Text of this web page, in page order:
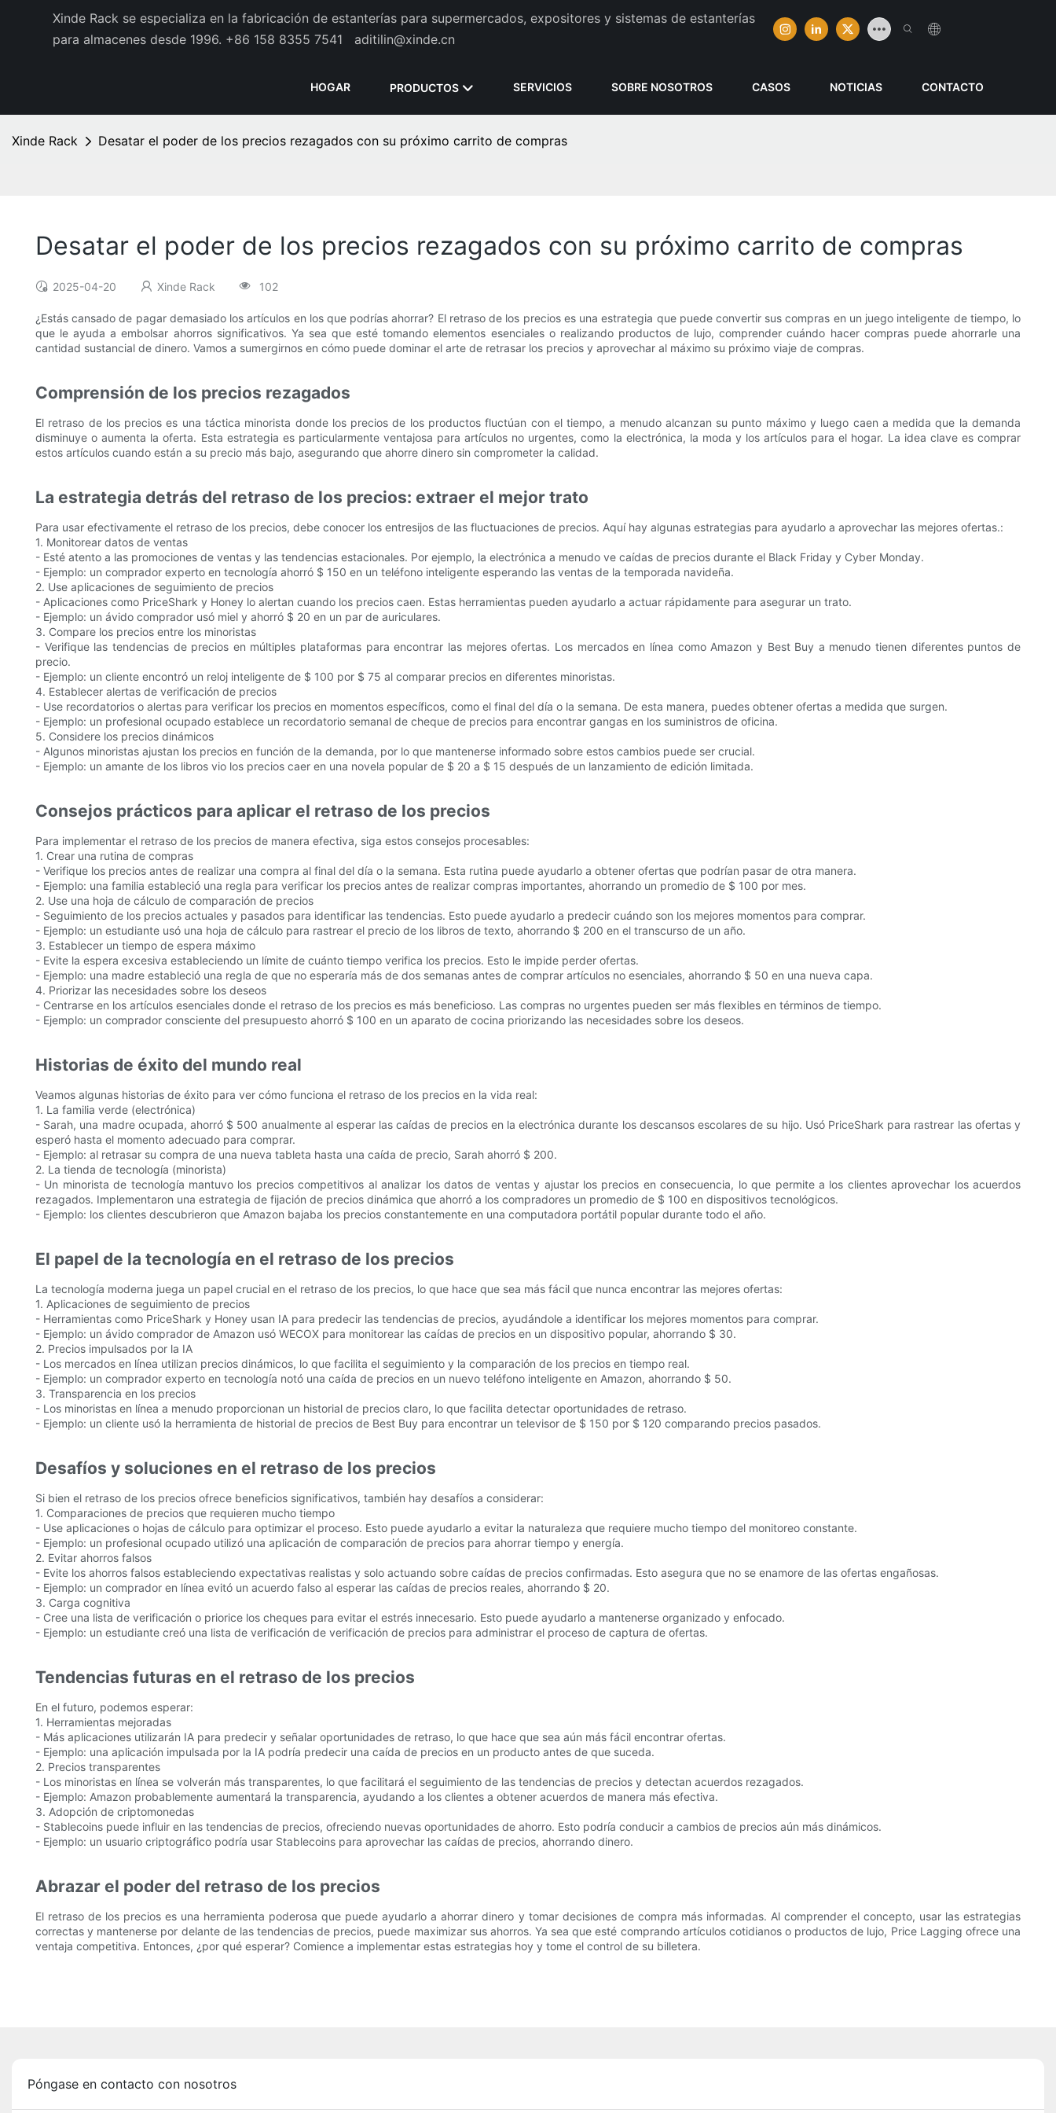
Xinde Rack se especializa en la fabricación de estanterías para supermercados, expositores y sistemas de estanterías
para almacenes desde 1996. +86 158 8355 7541 aditilin@xinde.cn
HOGAR PRODUCTOS SERVICIOS SOBRE NOSOTROS CASOS NOTICIAS CONTACTO
Xinde Rack Desatar el poder de los precios rezagados con su próximo carrito de compras
Desatar el poder de los precios rezagados con su próximo carrito de compras
2025-04-20 Xinde Rack 102
¿Estás cansado de pagar demasiado los artículos en los que podrías ahorrar? El retraso de los precios es una estrategia que puede convertir sus compras en un juego inteligente de tiempo, lo
que le ayuda a embolsar ahorros significativos. Ya sea que esté tomando elementos esenciales o realizando productos de lujo, comprender cuándo hacer compras puede ahorrarle una
cantidad sustancial de dinero. Vamos a sumergirnos en cómo puede dominar el arte de retrasar los precios y aprovechar al máximo su próximo viaje de compras.
Comprensión de los precios rezagados
El retraso de los precios es una táctica minorista donde los precios de los productos fluctúan con el tiempo, a menudo alcanzan su punto máximo y luego caen a medida que la demanda
disminuye o aumenta la oferta. Esta estrategia es particularmente ventajosa para artículos no urgentes, como la electrónica, la moda y los artículos para el hogar. La idea clave es comprar
estos artículos cuando están a su precio más bajo, asegurando que ahorre dinero sin comprometer la calidad.
La estrategia detrás del retraso de los precios: extraer el mejor trato
Para usar efectivamente el retraso de los precios, debe conocer los entresijos de las fluctuaciones de precios. Aquí hay algunas estrategias para ayudarlo a aprovechar las mejores ofertas.:
1. Monitorear datos de ventas
- Esté atento a las promociones de ventas y las tendencias estacionales. Por ejemplo, la electrónica a menudo ve caídas de precios durante el Black Friday y Cyber ​​Monday.
- Ejemplo: un comprador experto en tecnología ahorró $ 150 en un teléfono inteligente esperando las ventas de la temporada navideña.
2. Use aplicaciones de seguimiento de precios
- Aplicaciones como PriceShark y Honey lo alertan cuando los precios caen. Estas herramientas pueden ayudarlo a actuar rápidamente para asegurar un trato.
- Ejemplo: un ávido comprador usó miel y ahorró $ 20 en un par de auriculares.
3. Compare los precios entre los minoristas
- Verifique las tendencias de precios en múltiples plataformas para encontrar las mejores ofertas. Los mercados en línea como Amazon y Best Buy a menudo tienen diferentes puntos de
precio.
- Ejemplo: un cliente encontró un reloj inteligente de $ 100 por $ 75 al comparar precios en diferentes minoristas.
4. Establecer alertas de verificación de precios
- Use recordatorios o alertas para verificar los precios en momentos específicos, como el final del día o la semana. De esta manera, puedes obtener ofertas a medida que surgen.
- Ejemplo: un profesional ocupado establece un recordatorio semanal de cheque de precios para encontrar gangas en los suministros de oficina.
5. Considere los precios dinámicos
- Algunos minoristas ajustan los precios en función de la demanda, por lo que mantenerse informado sobre estos cambios puede ser crucial.
- Ejemplo: un amante de los libros vio los precios caer en una novela popular de $ 20 a $ 15 después de un lanzamiento de edición limitada.
Consejos prácticos para aplicar el retraso de los precios
Para implementar el retraso de los precios de manera efectiva, siga estos consejos procesables:
1. Crear una rutina de compras
- Verifique los precios antes de realizar una compra al final del día o la semana. Esta rutina puede ayudarlo a obtener ofertas que podrían pasar de otra manera.
- Ejemplo: una familia estableció una regla para verificar los precios antes de realizar compras importantes, ahorrando un promedio de $ 100 por mes.
2. Use una hoja de cálculo de comparación de precios
- Seguimiento de los precios actuales y pasados ​​para identificar las tendencias. Esto puede ayudarlo a predecir cuándo son los mejores momentos para comprar.
- Ejemplo: un estudiante usó una hoja de cálculo para rastrear el precio de los libros de texto, ahorrando $ 200 en el transcurso de un año.
3. Establecer un tiempo de espera máximo
- Evite la espera excesiva estableciendo un límite de cuánto tiempo verifica los precios. Esto le impide perder ofertas.
- Ejemplo: una madre estableció una regla de que no esperaría más de dos semanas antes de comprar artículos no esenciales, ahorrando $ 50 en una nueva capa.
4. Priorizar las necesidades sobre los deseos
- Centrarse en los artículos esenciales donde el retraso de los precios es más beneficioso. Las compras no urgentes pueden ser más flexibles en términos de tiempo.
- Ejemplo: un comprador consciente del presupuesto ahorró $ 100 en un aparato de cocina priorizando las necesidades sobre los deseos.
Historias de éxito del mundo real
Veamos algunas historias de éxito para ver cómo funciona el retraso de los precios en la vida real:
1. La familia verde (electrónica)
- Sarah, una madre ocupada, ahorró $ 500 anualmente al esperar las caídas de precios en la electrónica durante los descansos escolares de su hijo. Usó PriceShark para rastrear las ofertas y
esperó hasta el momento adecuado para comprar.
- Ejemplo: al retrasar su compra de una nueva tableta hasta una caída de precio, Sarah ahorró $ 200.
2. La tienda de tecnología (minorista)
- Un minorista de tecnología mantuvo los precios competitivos al analizar los datos de ventas y ajustar los precios en consecuencia, lo que permite a los clientes aprovechar los acuerdos
rezagados. Implementaron una estrategia de fijación de precios dinámica que ahorró a los compradores un promedio de $ 100 en dispositivos tecnológicos.
- Ejemplo: los clientes descubrieron que Amazon bajaba los precios constantemente en una computadora portátil popular durante todo el año.
El papel de la tecnología en el retraso de los precios
La tecnología moderna juega un papel crucial en el retraso de los precios, lo que hace que sea más fácil que nunca encontrar las mejores ofertas:
1. Aplicaciones de seguimiento de precios
- Herramientas como PriceShark y Honey usan IA para predecir las tendencias de precios, ayudándole a identificar los mejores momentos para comprar.
- Ejemplo: un ávido comprador de Amazon usó WECOX para monitorear las caídas de precios en un dispositivo popular, ahorrando $ 30.
2. Precios impulsados ​​por la IA
- Los mercados en línea utilizan precios dinámicos, lo que facilita el seguimiento y la comparación de los precios en tiempo real.
- Ejemplo: un comprador experto en tecnología notó una caída de precios en un nuevo teléfono inteligente en Amazon, ahorrando $ 50.
3. Transparencia en los precios
- Los minoristas en línea a menudo proporcionan un historial de precios claro, lo que facilita detectar oportunidades de retraso.
- Ejemplo: un cliente usó la herramienta de historial de precios de Best Buy para encontrar un televisor de $ 150 por $ 120 comparando precios pasados.
Desafíos y soluciones en el retraso de los precios
Si bien el retraso de los precios ofrece beneficios significativos, también hay desafíos a considerar:
1. Comparaciones de precios que requieren mucho tiempo
- Use aplicaciones o hojas de cálculo para optimizar el proceso. Esto puede ayudarlo a evitar la naturaleza que requiere mucho tiempo del monitoreo constante.
- Ejemplo: un profesional ocupado utilizó una aplicación de comparación de precios para ahorrar tiempo y energía.
2. Evitar ahorros falsos
- Evite los ahorros falsos estableciendo expectativas realistas y solo actuando sobre caídas de precios confirmadas. Esto asegura que no se enamore de las ofertas engañosas.
- Ejemplo: un comprador en línea evitó un acuerdo falso al esperar las caídas de precios reales, ahorrando $ 20.
3. Carga cognitiva
- Cree una lista de verificación o priorice los cheques para evitar el estrés innecesario. Esto puede ayudarlo a mantenerse organizado y enfocado.
- Ejemplo: un estudiante creó una lista de verificación de verificación de precios para administrar el proceso de captura de ofertas.
Tendencias futuras en el retraso de los precios
En el futuro, podemos esperar:
1. Herramientas mejoradas
- Más aplicaciones utilizarán IA para predecir y señalar oportunidades de retraso, lo que hace que sea aún más fácil encontrar ofertas.
- Ejemplo: una aplicación impulsada por la IA podría predecir una caída de precios en un producto antes de que suceda.
2. Precios transparentes
- Los minoristas en línea se volverán más transparentes, lo que facilitará el seguimiento de las tendencias de precios y detectan acuerdos rezagados.
- Ejemplo: Amazon probablemente aumentará la transparencia, ayudando a los clientes a obtener acuerdos de manera más efectiva.
3. Adopción de criptomonedas
- Stablecoins puede influir en las tendencias de precios, ofreciendo nuevas oportunidades de ahorro. Esto podría conducir a cambios de precios aún más dinámicos.
- Ejemplo: un usuario criptográfico podría usar Stablecoins para aprovechar las caídas de precios, ahorrando dinero.
Abrazar el poder del retraso de los precios
El retraso de los precios es una herramienta poderosa que puede ayudarlo a ahorrar dinero y tomar decisiones de compra más informadas. Al comprender el concepto, usar las estrategias
correctas y mantenerse por delante de las tendencias de precios, puede maximizar sus ahorros. Ya sea que esté comprando artículos cotidianos o productos de lujo, Price Lagging ofrece una
ventaja competitiva. Entonces, ¿por qué esperar? Comience a implementar estas estrategias hoy y tome el control de su billetera.
Póngase en contacto con nosotros